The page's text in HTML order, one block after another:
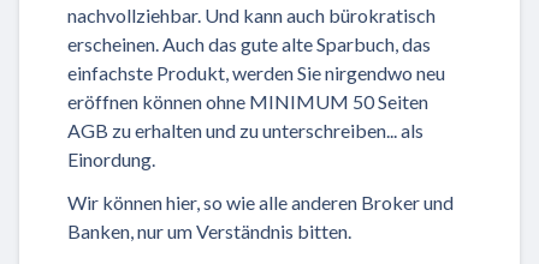
nachvollziehbar. Und kann auch bürokratisch
erscheinen. Auch das gute alte Sparbuch, das
einfachste Produkt, werden Sie nirgendwo neu
eröffnen können ohne MINIMUM 50 Seiten
AGB zu erhalten und zu unterschreiben... als
Einordung.
Wir können hier, so wie alle anderen Broker und
Banken, nur um Verständnis bitten.